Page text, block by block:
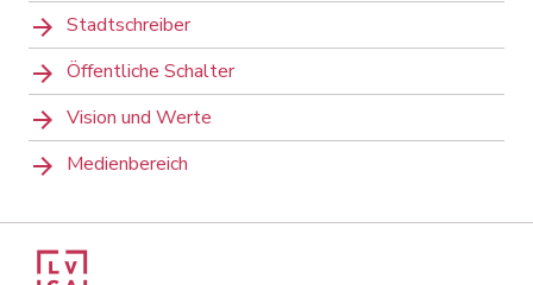
Stadtschreiber
Öffentliche Schalter
Vision und Werte
Medienbereich